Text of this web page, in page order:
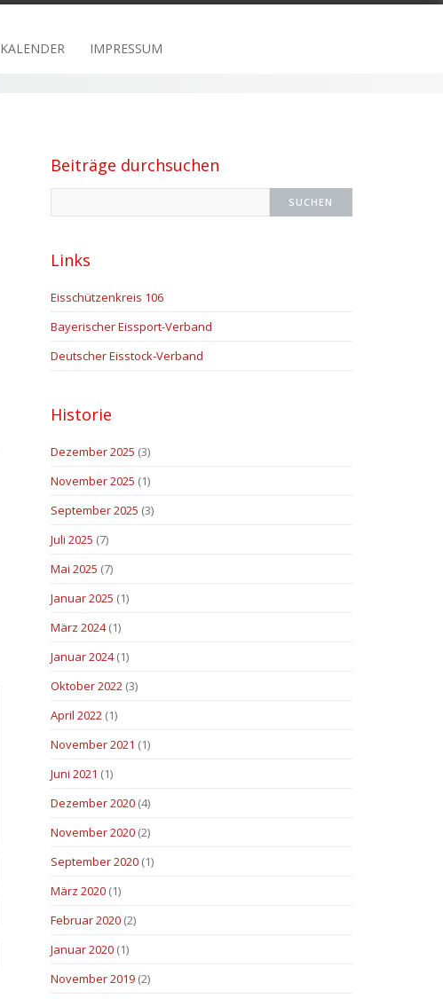
KALENDER IMPRESSUM
Beiträge durchsuchen
Links
Eisschützenkreis 106
Bayerischer Eissport-Verband
Deutscher Eisstock-Verband
Historie
Dezember 2025 (3)
November 2025 (1)
September 2025 (3)
Juli 2025 (7)
Mai 2025 (7)
Januar 2025 (1)
März 2024(1)
Januar 2024(1)
Oktober 2022 (3)
April 2022 (1)
November 2021 (1)
Juni 2021 (1)
Dezember 2020 (4)
November 2020 (2)
September 2020 (1)
März 2020 (1)
Februar 2020 (2)
Januar 2020 (1)
November 2019 (2)